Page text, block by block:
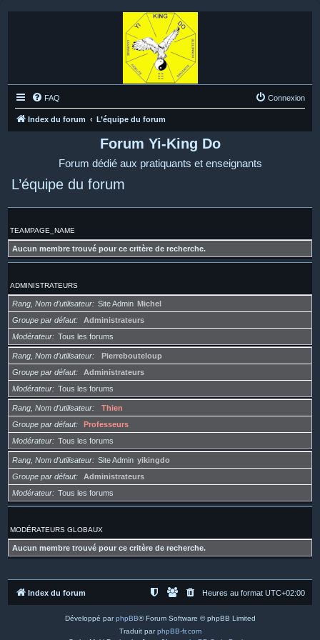
FAQ Connexion
Index du forum L’équipe du forum
Forum Yi-King Do
Forum dédié aux pratiquants et enseignants
L’équipe du forum
TEAMPAGE_NAME
Aucun membre trouvé pour ce critère de recherche.
ADMINISTRATEURS
Rang, Nom d’utilisateur Site Admin Michel
Groupe par défaut
Administrateurs
Modérateur
Tous les forums
Rang, Nom d’utilisateur
Pierrebouteloup
Groupe par défaut
Administrateurs
Modérateur
Tous les forums
Rang, Nom d’utilisateur
Thien
Groupe par défaut
Professeurs
Modérateur
Tous les forums
Rang, Nom d’utilisateur Site Admin yikingdo
Groupe par défaut
Administrateurs
Modérateur
Tous les forums
MODÉRATEURS GLOBAUX
Aucun membre trouvé pour ce critère de recherche.
Index du forum Heures au format UTC+02:00
Développé parphpBB® Forum Software © phpBB Limited
Traduit parphpBB-fr.com